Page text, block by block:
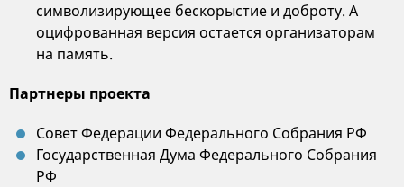
символизирующее бескорыстие и доброту. А
оцифрованная версия остается организаторам
на память.
Партнеры проекта
Совет Федерации Федерального Собрания РФ
Государственная Дума Федерального Собрания
РФ